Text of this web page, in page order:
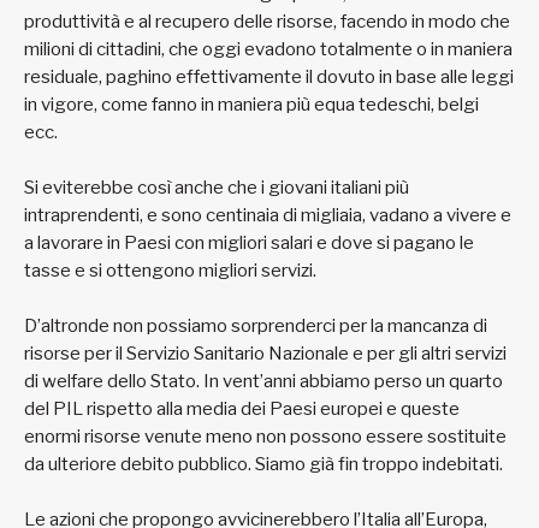
produttività e al recupero delle risorse, facendo in modo che
milioni di cittadini, che oggi evadono totalmente o in maniera
residuale, paghino effettivamente il dovuto in base alle leggi
in vigore, come fanno in maniera più equa tedeschi, belgi
ecc.
Si eviterebbe così anche che i giovani italiani più
intraprendenti, e sono centinaia di migliaia, vadano a vivere e
a lavorare in Paesi con migliori salari e dove si pagano le
tasse e si ottengono migliori servizi.
D’altronde non possiamo sorprenderci per la mancanza di
risorse per il Servizio Sanitario Nazionale e per gli altri servizi
di welfare dello Stato. In vent’anni abbiamo perso un quarto
del PIL rispetto alla media dei Paesi europei e queste
enormi risorse venute meno non possono essere sostituite
da ulteriore debito pubblico. Siamo già fin troppo indebitati.
Le azioni che propongo avvicinerebbero l’Italia all’Europa,